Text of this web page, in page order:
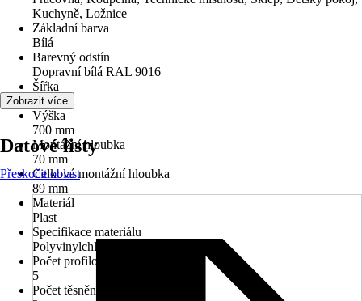
Kuchyně, Ložnice
Základní barva
Bílá
Barevný odstín
Dopravní bílá RAL 9016
Šířka
600 mm
Výška
700 mm
Montážní hloubka
70 mm
Celková montážní hloubka
89 mm
Materiál
Plast
Specifikace materiálu
Polyvinylchlorid (PVC)
Počet profilových komor
5
Počet těsnění
Zobrazit více
Datové listy
Přeskočit oblast